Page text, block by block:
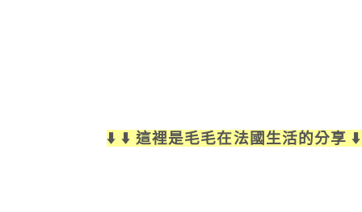
⬇️ ⬇️ 這裡是毛毛在法國生活的分享